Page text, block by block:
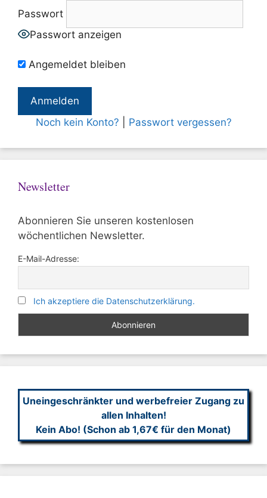
Passwort
Passwort anzeigen
Angemeldet bleiben
Noch kein Konto? Passwort vergessen?
Newsletter
Abonnieren Sie unseren kostenlosen
wöchentlichen Newsletter.
E-Mail-Adresse:
Ich akzeptiere die Datenschutzerklärung.
Uneingeschränkter und werbefreier Zugang zu
allen Inhalten!
Kein Abo! (Schon ab 1,67€ für den Monat)